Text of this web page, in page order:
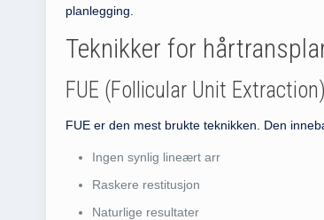
planlegging.
Teknikker for
FUE (Follicular Unit Extraction)
FUE er den mest brukte teknikken. Den
Ingen synlig lineært arr
Raskere restitusjon
Naturlige resultater